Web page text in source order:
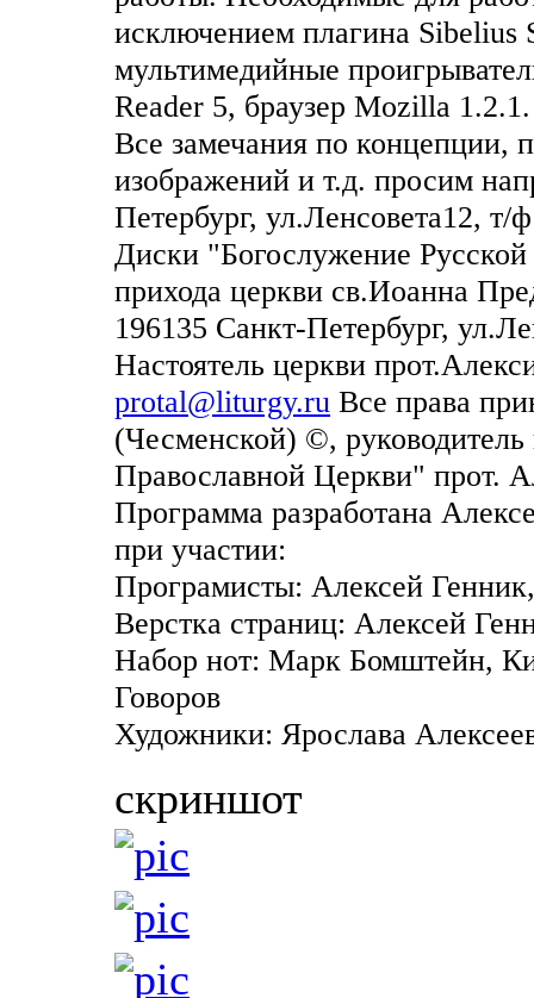
исключением плагина Sibelius
мультимедийные
Reader 5, браузер Mozilla 1.2.1.
Все замечания по концепции,
изображений и т.д. просим
Петербург, ул.Ленсовета12,
Диски "Богослужение
прихода церкви св.Иоанна
196135 Санкт-Петербург,
Настоятель церкви
protal@liturgy.ru Все права
(Чесменской) ©,
Православной Церкви" прот.
Программа разработана
при участии:
Програмисты: Алексей
Верстка страниц: Алексей
Набор нот: Марк Бомштейн,
Говоров
Художники: Ярослава
скриншот